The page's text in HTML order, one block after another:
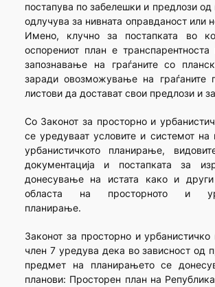
постапува по забелешки и предлози од
одлучува за нивната оправданост или
Имено, клучно за постапката во
оспорениот план е
запознавање на граѓаните со
заради овозможување на граѓаните
листови да достават свои предлози и
Со Законот за просторно и
се уредуваат условите и системот на
урбанистичкото планирање,
документација и постапката за
донесување на истата како и
областа на просторното и
планирање.
Законот за просторно и
член 7 уредува дека во зависност од
предмет на планирањето се
планови: Просторен план на